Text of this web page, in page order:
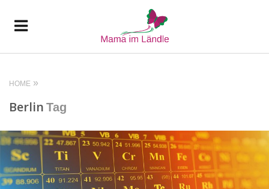
HOME
Berlin Tag